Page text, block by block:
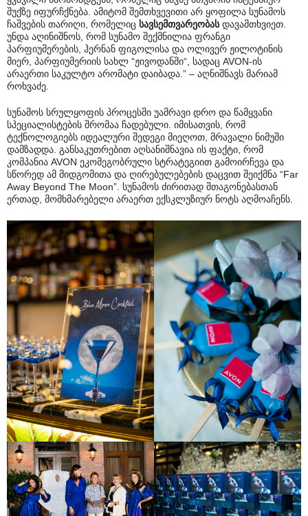
შუქზე იფურჩქნება. ამიტომ შემთხვევითი არ ყოფილა სუნამოს
ჩაშვების თარიღი, რომელიც სავსემთვარეობასდავამთხვიეთ.
უნდა აღინიშნოს, რომ სუნამო შექმნილია ფრანგი
პარფიუმერების, ჰერნან ფიგოლისა და ოლივერ ჟილოტინის
მიერ, პარფიუმერიის სახლ “ჟივოდანში“, სადაც AVON-ის
არაერთი საკულტო არომატი დაიბადა.” – აღნიშნავს მარიამ
როხვაძე.
სუნამოს სრულყოფის პროცესში უამრავი დრო და წამყვანი
სპეციალისტების შრომაა ჩადებული. იმისათვის, რომ
ტექნოლოგიებს იდეალური შედეგი მიეღოთ, მრავალი ნიმუში
დამზადდა. განსაკუთრებით აღსანიშნავია ის ფაქტი, რომ
კომპანია AVON ეკომეგობრული სტრატეგიით გამოირჩევა და
სწორედ ამ მიდგომითა და ღირებულებების დაცვით შეიქმნა “Far
Away Beyond The Moon”. სუნამოს ძირითად შთაგონებასთან
ერთად, მომხმარებელი არაერთ ექსკლუზიურ ნოტს აღმოაჩენს.